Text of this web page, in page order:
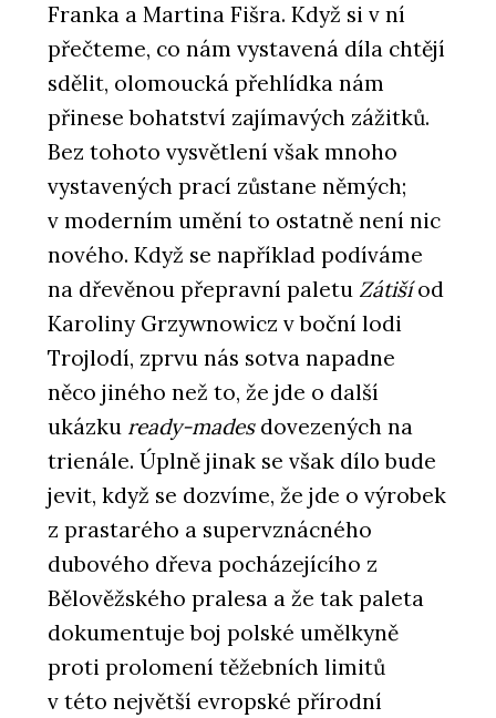
Franka a Martina Fišra. Když si v ní
přečteme, co nám vystavená díla chtějí
sdělit, olomoucká přehlídka nám
přinese bohatství zajímavých zážitků.
Bez tohoto vysvětlení však mnoho
vystavených prací zůstane němých;
v moderním umění to ostatně není nic
nového. Když se například podíváme
na dřevěnou přepravní paletu Zátišíod
Karoliny Grzywnowicz v boční lodi
Trojlodí, zprvu nás sotva napadne
něco jiného než to, že jde o další
ukázku ready-madesdovezených na
trienále. Úplně jinak se však dílo bude
jevit, když se dozvíme, že jde o výrobek
z prastarého a supervznácného
dubového dřeva pocházejícího z
Bělověžského pralesa a že tak paleta
dokumentuje boj polské umělkyně
proti prolomení těžebních limitů
v této největší evropské přírodní